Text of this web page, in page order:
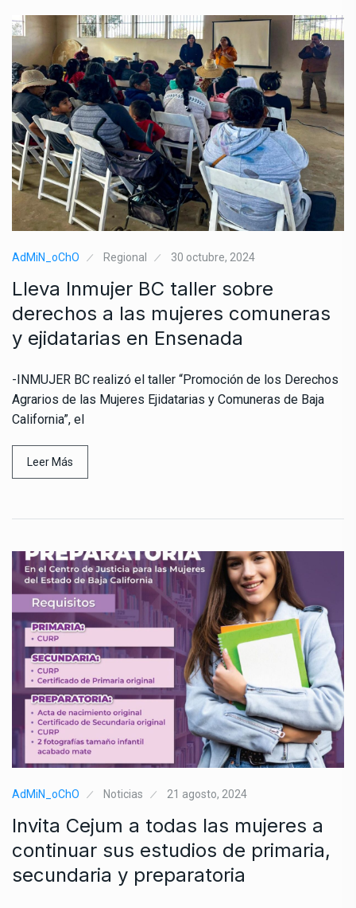
AdMiN_oChO Regional 30 octubre, 2024
Lleva Inmujer BC taller sobre
derechos a las mujeres comuneras
y ejidatarias en Ensenada
-INMUJER BC realizó el taller “Promoción de los Derechos
Agrarios de las Mujeres Ejidatarias y Comuneras de Baja
California”, el
Leer Más
AdMiN_oChO Noticias 21 agosto, 2024
Invita Cejum a todas las mujeres a
continuar sus estudios de primaria,
secundaria y preparatoria